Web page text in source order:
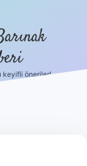
keyifli öneriler!